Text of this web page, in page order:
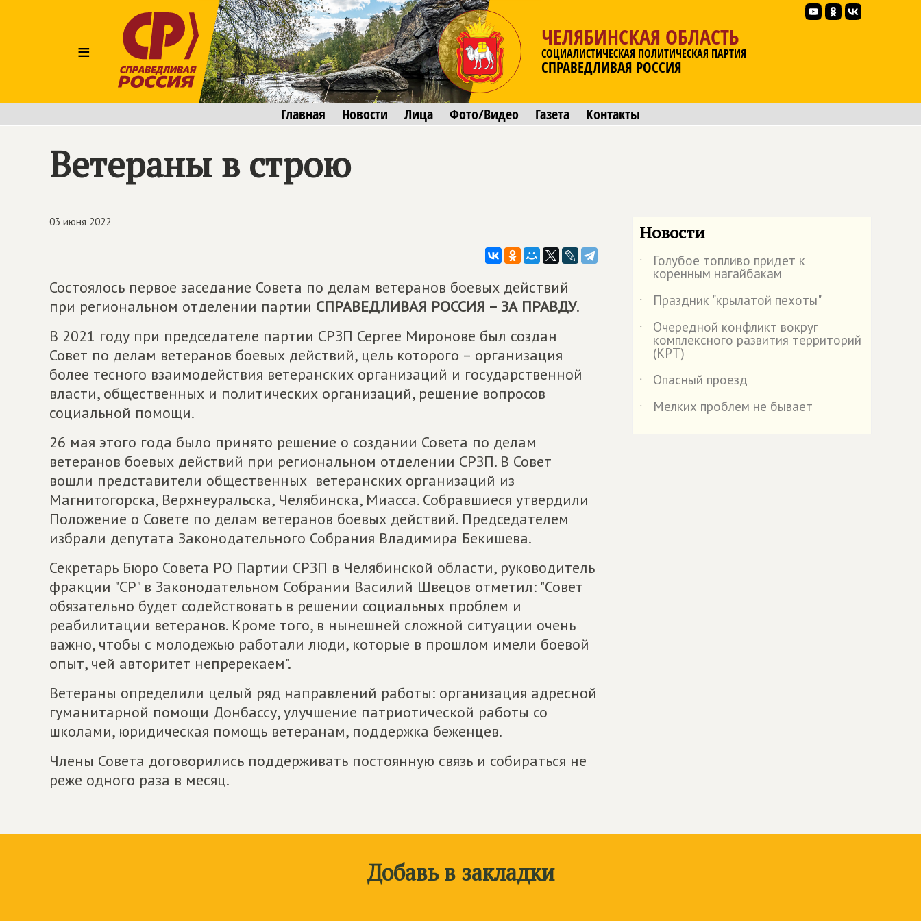
≡
ЧЕЛЯБИНСКАЯ ОБЛАСТЬ
СОЦИАЛИСТИЧЕСКАЯ ПОЛИТИЧЕСКАЯ ПАРТИЯ
СПРАВЕДЛИВАЯ РОССИЯ
Главная Новости Лица Фото/Видео Газета Контакты
Ветераны в строю
03 июня 2022
Состоялось первое заседание Совета по делам ветеранов боевых действий
при региональном отделении партии СПРАВЕДЛИВАЯ РОССИЯ – ЗА ПРАВДУ.
В 2021 году при председателе партии СРЗП Сергее Миронове был создан
Совет по делам ветеранов боевых действий, цель которого – организация
более тесного взаимодействия ветеранских организаций и государственной
власти, общественных и политических организаций, решение вопросов
социальной помощи.
26 мая этого года было принято решение о создании Совета по делам
ветеранов боевых действий при региональном отделении СРЗП. В Совет
вошли представители общественных ветеранских организаций из
Магнитогорска, Верхнеуральска, Челябинска, Миасса. Собравшиеся утвердили
Положение о Совете по делам ветеранов боевых действий. Председателем
избрали депутата Законодательного Собрания Владимира Бекишева.
Секретарь Бюро Совета РО Партии СРЗП в Челябинской области, руководитель
фракции "СР" в Законодательном Собрании Василий Швецов отметил: "Совет
обязательно будет содействовать в решении социальных проблем и
реабилитации ветеранов. Кроме того, в нынешней сложной ситуации очень
важно, чтобы с молодежью работали люди, которые в прошлом имели боевой
опыт, чей авторитет непререкаем".
Ветераны определили целый ряд направлений работы: организация адресной
гуманитарной помощи Донбассу, улучшение патриотической работы со
школами, юридическая помощь ветеранам, поддержка беженцев.
Члены Совета договорились поддерживать постоянную связь и собираться не
реже одного раза в месяц.
Новости
˙ Голубое топливо придет к
коренным нагайбакам
˙
Праздник "крылатой пехоты"
˙
Очередной конфликт вокруг
комплексного развития территорий
(КРТ)
˙
Опасный проезд
˙
Мелких проблем не бывает
Добавь в закладки